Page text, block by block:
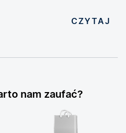
funkcjonalność
sprawia, że stają
łazienek.
oferując
CZYTAJ
nam zaufać?